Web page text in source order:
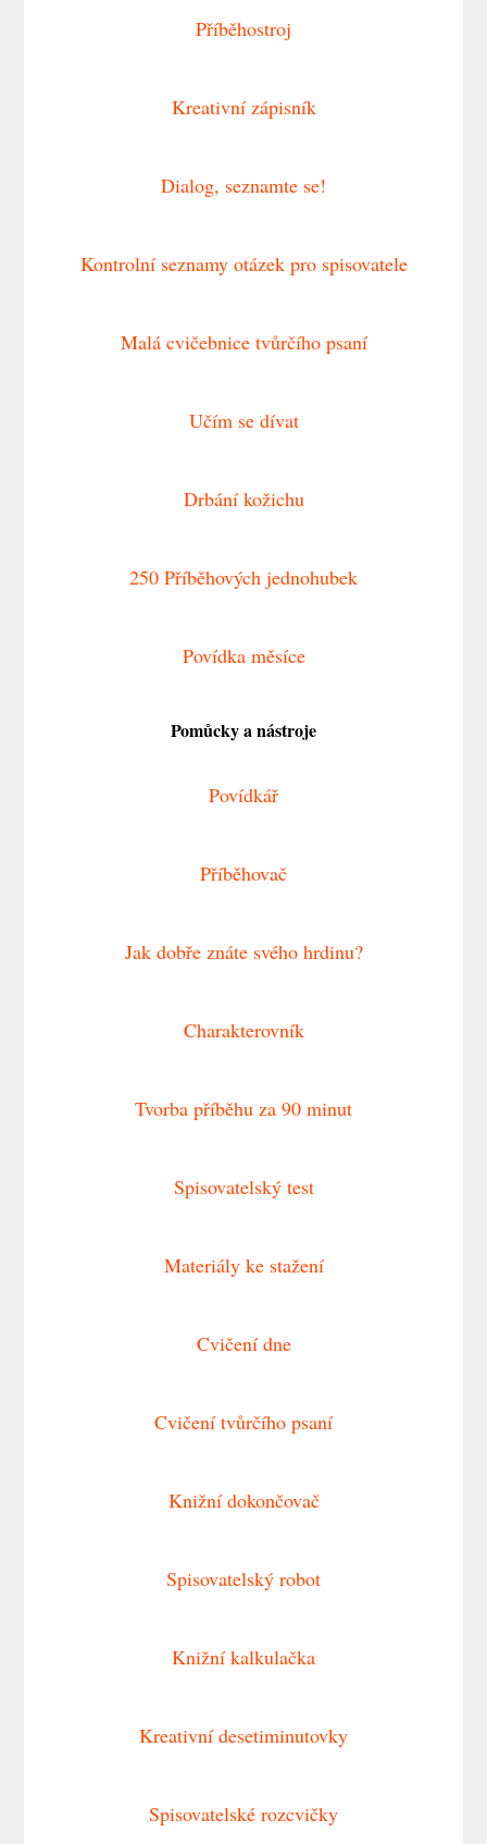
Příběhostroj
Kreativní zápisník
Dialog, seznamte se!
Kontrolní seznamy otázek pro spisovatele
Malá cvičebnice tvůrčího psaní
Učím se dívat
Drbání kožichu
250 Příběhových jednohubek
Povídka měsíce
Pomůcky a nástroje
Povídkář
Příběhovač
Jak dobře znáte svého hrdinu?
Charakterovník
Tvorba příběhu za 90 minut
Spisovatelský test
Materiály ke stažení
Cvičení dne
Cvičení tvůrčího psaní
Knižní dokončovač
Spisovatelský robot
Knižní kalkulačka
Kreativní desetiminutovky
Spisovatelské rozcvičky